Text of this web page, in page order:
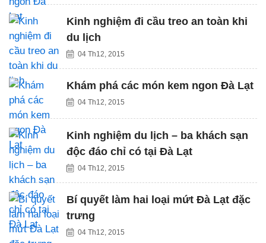
Kinh nghiệm đi cầu treo an toàn khi
du lịch
04 Th12, 2015
Khám phá các món kem ngon Đà Lạt
04 Th12, 2015
Kinh nghiệm du lịch – ba khách sạn
độc đáo chỉ có tại Đà Lạt
04 Th12, 2015
Bí quyết làm hai loại mứt Đà Lạt đặc
trưng
04 Th12, 2015